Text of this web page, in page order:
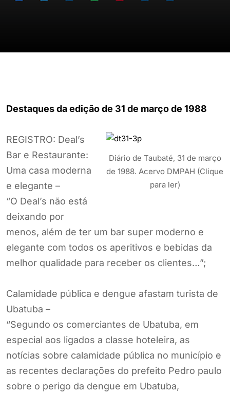
Destaques da edição de 31 de março de 1988
Diário de Taubaté, 31 de março
de 1988. Acervo DMPAH (Clique
para ler)
REGISTRO: Deal’s
Bar e Restaurante:
Uma casa moderna
e elegante –
“O Deal’s não está
deixando por
menos, além de ter um bar super moderno e
elegante com todos os aperitivos e bebidas da
melhor qualidade para receber os clientes…”;
Calamidade pública e dengue afastam turista de
Ubatuba –
“Segundo os comerciantes de Ubatuba, em
especial aos ligados a classe hoteleira, as
notícias sobre calamidade pública no município e
as recentes declarações do prefeito Pedro paulo
sobre o perigo da dengue em Ubatuba,